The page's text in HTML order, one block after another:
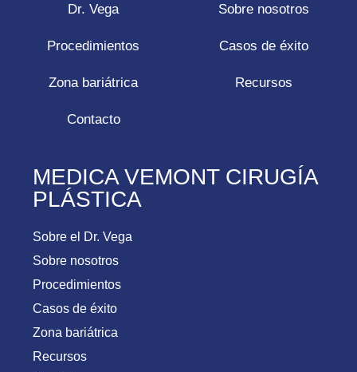
Dr. Vega Sobre nosotros
Procedimientos Casos de éxito
Zona bariátrica Recursos
Contacto
MEDICA VEMONT CIRUGÍA
PLÁSTICA
Sobre el Dr. Vega
Sobre nosotros
Procedimientos
Casos de éxito
Zona bariátrica
Recursos